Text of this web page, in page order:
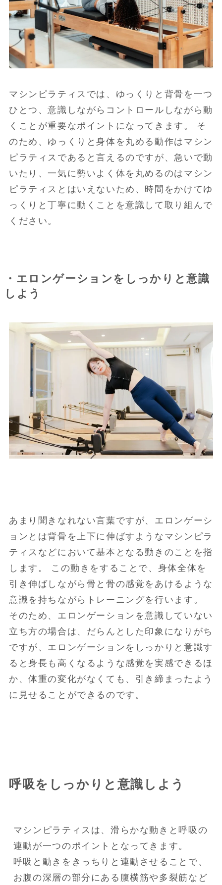
マシンピラティスでは、ゆっくりと背骨を一つ
ひとつ、意識しながらコントロールしながら動
くことが重要なポイントになってきます。 そ
のため、ゆっくりと身体を丸める動作はマシン
ピラティスであると言えるのですが、急いで動
いたり、一気に勢いよく体を丸めるのはマシン
ピラティスとはいえないため、時間をかけてゆ
っくりと丁寧に動くことを意識して取り組んで
ください。
・エロンゲーションをしっかりと意識
しよう
あまり聞きなれない言葉ですが、エロンゲーシ
ョンとは背骨を上下に伸ばすようなマシンピラ
ティスなどにおいて基本となる動きのことを指
します。 この動きをすることで、身体全体を
引き伸ばしながら骨と骨の感覚をあけるような
意識を持ちながらトレーニングを行います。
そのため、エロンゲーションを意識していない
立ち方の場合は、だらんとした印象になりがち
ですが、エロンゲーションをしっかりと意識す
ると身長も高くなるような感覚を実感できるほ
か、体重の変化がなくても、引き締まったよう
に見せることができるのです。
呼吸をしっかりと意識しよう
マシンピラティスは、滑らかな動きと呼吸の
連動が一つのポイントとなってきます。
呼吸と動きをきっちりと連動させることで、
お腹の深層の部分にある腹横筋や多裂筋など